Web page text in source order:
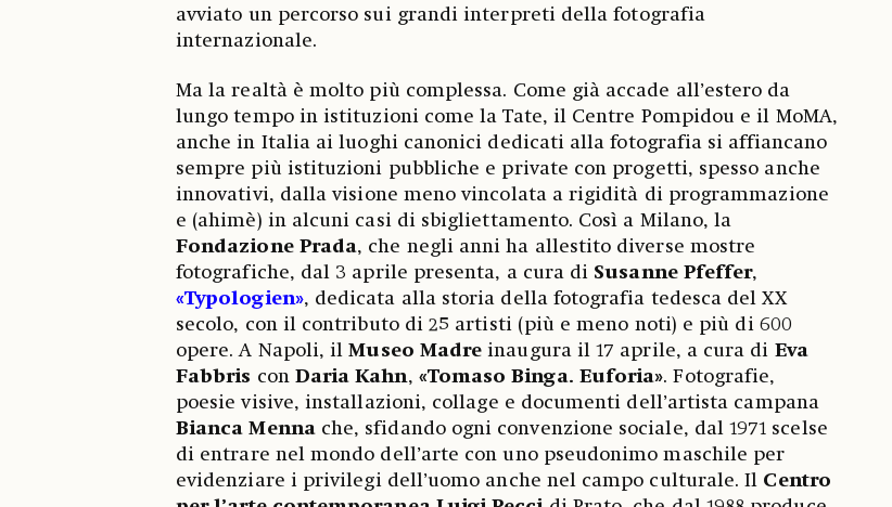
avviato un percorso sui grandi interpreti della fotografia
internazionale.
Ma la realtà è molto più complessa. Come già accade all’estero da
lungo tempo in istituzioni come la Tate, il Centre Pompidou e il MoMA,
anche in Italia ai luoghi canonici dedicati alla fotografia si affiancano
sempre più istituzioni pubbliche e private con progetti, spesso anche
innovativi, dalla visione meno vincolata a rigidità di programmazione
e (ahimè) in alcuni casi di sbigliettamento. Così a Milano, la
Fondazione Prada, che negli anni ha allestito diverse mostre
fotografiche, dal 3 aprile presenta, a cura di Susanne Pfeffer,
«Typologien», dedicata alla storia della fotografia tedesca del XX
secolo, con il contributo di 25 artisti (più e meno noti) e più di 600
opere. A Napoli, ilMuseo Madre inaugura il 17 aprile, a cura di Eva
Fabbris con Daria Kahn, «Tomaso Binga. Euforia». Fotografie,
poesie visive, installazioni, collage e documenti dell’artista campana
Bianca Mennache, sfidando ogni convenzione sociale, dal 1971 scelse
di entrare nel mondo dell’arte con uno pseudonimo maschile per
evidenziare i privilegi dell’uomo anche nel campo culturale. Il Centro